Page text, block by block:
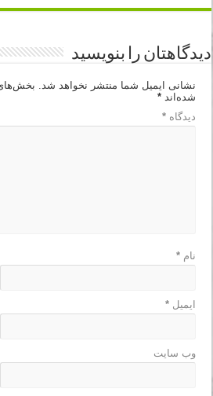
دیدگاهتان را بنویسید
نشانی ایمیل شما منتشر نخواهد شد. بخش‌های
شده‌اند*
دیدگاه*
نام*
ایمیل*
وب‌ سایت